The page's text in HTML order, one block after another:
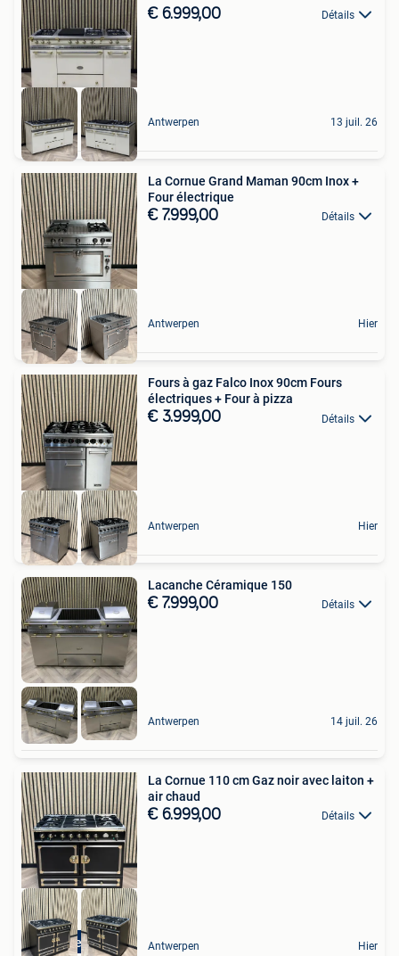
€ 6.999,00 Détails
Antwerpen 13 juil. 26
La Cornue Grand Maman 90cm Inox +
Four électrique
€ 7.999,00 Détails
Antwerpen Hier
Fours à gaz Falco Inox 90cm Fours
électriques + Four à pizza
€ 3.999,00 Détails
Antwerpen Hier
Lacanche Céramique 150
€ 7.999,00 Détails
Antwerpen 14 juil. 26
Zwart met Messing
La Cornue 110 cm Gaz noir avec laiton +
air chaud
€ 6.999,00 Détails
Antwerpen Hier